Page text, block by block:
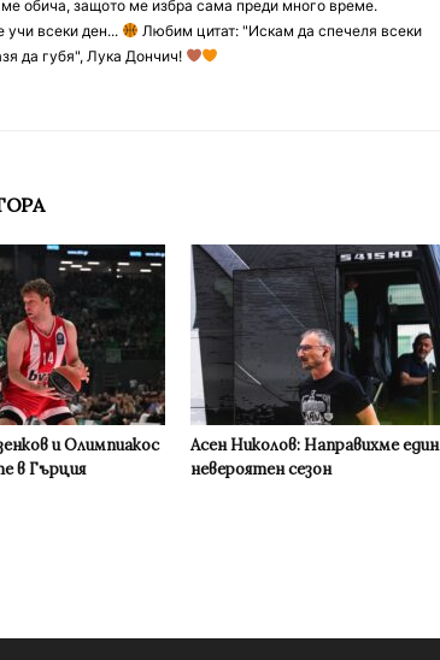
обича, защото ме избра сама преди много време.
всеки ден...
Любим цитат: "Искам да спечеля всеки
да губя", Лука Дончич!
и Олимпиакос
в Гърция
Асен Николов: Направихме един
невероятен сезон